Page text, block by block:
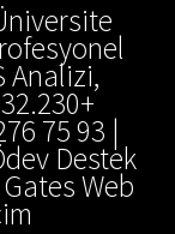
Analizi,
75 93 |
Destek
Web